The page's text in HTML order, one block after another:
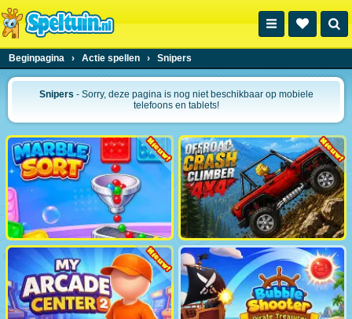
Beginpagina › Actie spellen › Snipers
Snipers - Sorry, deze pagina is nog niet beschikbaar op mobiele
telefoons en tablets!